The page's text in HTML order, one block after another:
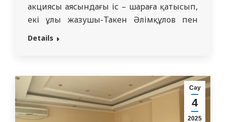
акциясы аясындағы іс – шараға қатысып,
екі ұлы жазушы-Такен Әлімқұлов пен
Жұмекен Нәжімеденовтің
кітапхана сақтайтын шығармалар
жинағымен танысты. Жұмекен
Нәжімеденов шығармаларының негізгі
Details
Сәу
4
2025